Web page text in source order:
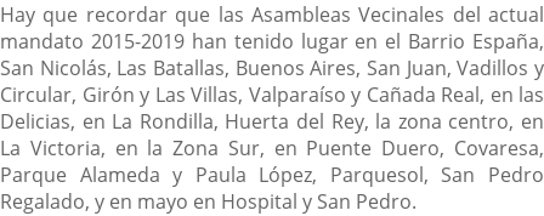
Hay que recordar que las Asambleas Vecinales del actual
mandato 2015-2019 han tenido lugar en el Barrio España,
San Nicolás, Las Batallas, Buenos Aires, San Juan, Vadillos y
Circular, Girón y Las Villas, Valparaíso y Cañada Real, en las
Delicias, en La Rondilla, Huerta del Rey, la zona centro, en
La Victoria, en la Zona Sur, en Puente Duero, Covaresa,
Parque Alameda y Paula López, Parquesol, San Pedro
Regalado, y en mayo en Hospital y San Pedro.